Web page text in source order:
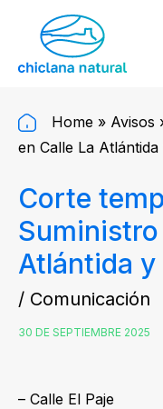
Home » Avisos
en Calle La
Corte
Suministro
Atlántida
/ Comunicación
30 DE SEPTIEMBRE 2025
– Calle El Paje